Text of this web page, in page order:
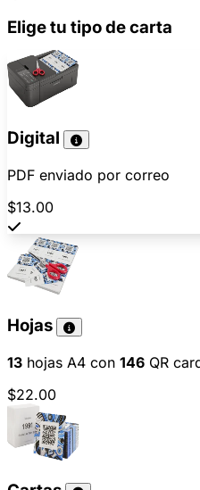
Elige tu tipo de carta
Digital
PDF enviado por correo
$13.00
Hojas
13 hojas A4 con 146 QR
$22.00